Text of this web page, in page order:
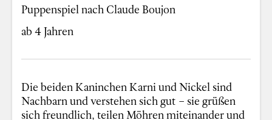
Puppenspiel nach Claude Boujon
ab 4 Jahren
Die beiden Kaninchen Karni und Nickel sind
Nachbarn und verstehen sich gut – sie grüßen
sich freundlich, teilen Möhren miteinander und